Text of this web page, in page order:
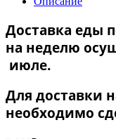
Доставка еды
на неделю
июле.
Для доставки
необходимо